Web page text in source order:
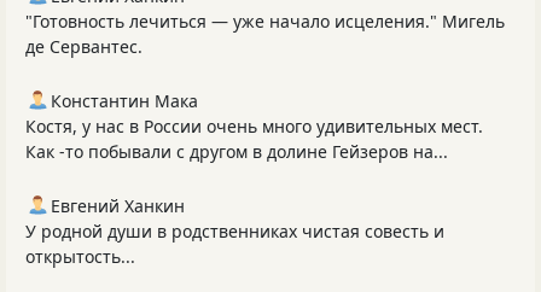
"Готовность лечиться — уже начало исцеления." Мигель
де Сервантес.
Константин Мака
Костя, у нас в России очень много удивительных мест.
Как -то побывали с другом в долине Гейзеров на...
Евгений Ханкин
У родной души в родственниках чистая совесть и
открытость...